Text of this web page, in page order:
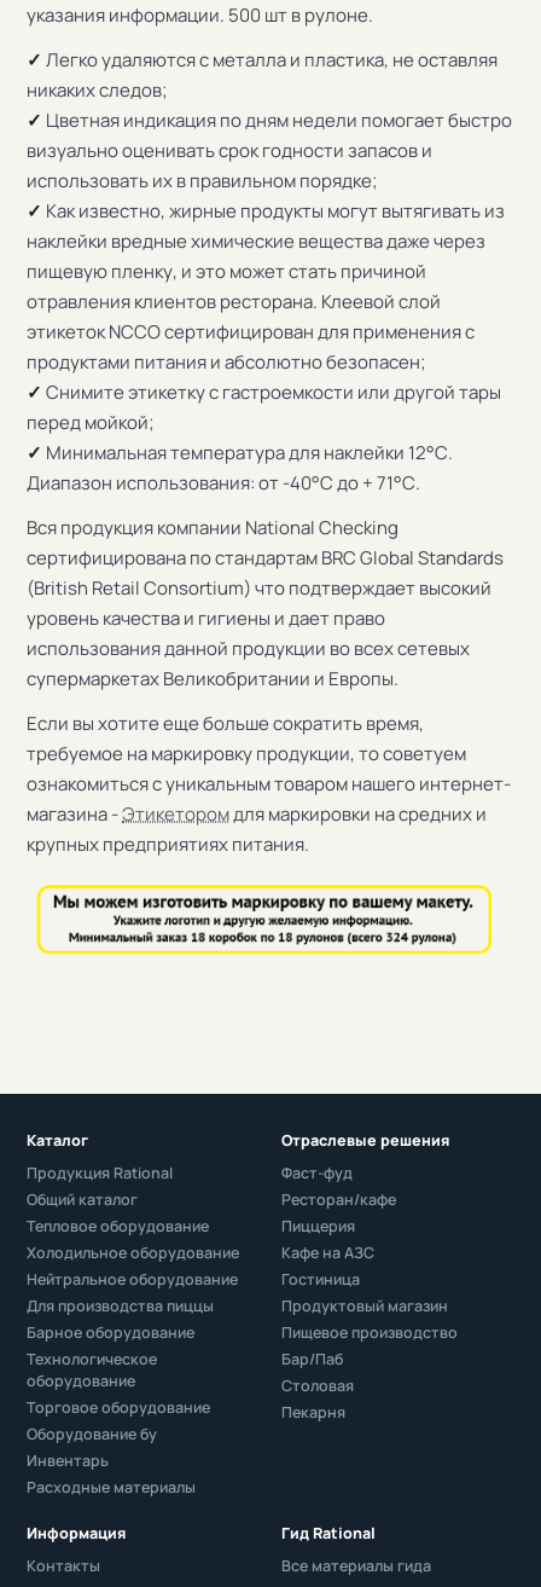
указания информации. 500 шт в рулоне.
✓ Легко удаляются с металла и пластика, не оставляя
никаких следов;
✓ Цветная индикация по дням недели помогает быстро
визуально оценивать срок годности запасов и
использовать их в правильном порядке;
✓ Как известно, жирные продукты могут вытягивать из
наклейки вредные химические вещества даже через
пищевую пленку, и это может стать причиной
отравления клиентов ресторана. Клеевой слой
этикеток NCCO сертифицирован для применения с
продуктами питания и абсолютно безопасен;
✓ Снимите этикетку с гастроемкости или другой тары
перед мойкой;
✓ Минимальная температура для наклейки 12°С.
Диапазон использования: от -40°С до + 71°С.
Вся продукция компании National Checking
сертифицирована по стандартам BRC Global Standards
(British Retail Consortium) что подтверждает высокий
уровень качества и гигиены и дает право
использования данной продукции во всех сетевых
супермаркетах Великобритании и Европы.
Если вы хотите еще больше сократить время,
требуемое на маркировку продукции, то советуем
ознакомиться с уникальным товаром нашего интернет-
магазина -Этикеторомдля маркировки на средних и
крупных предприятиях питания.
Каталог
Продукция Rational
Общий каталог
Тепловое оборудование
Холодильное оборудование
Нейтральное оборудование
Для производства пиццы
Барное оборудование
Технологическое
оборудование
Торговое оборудование
Оборудование бу
Инвентарь
Расходные материалы
Отраслевые решения
Фаст-фуд
Ресторан/кафе
Пиццерия
Кафе на АЗС
Гостиница
Продуктовый магазин
Пищевое производство
Бар/Паб
Столовая
Пекарня
Информация
Контакты
Гид Rational
Все материалы гида